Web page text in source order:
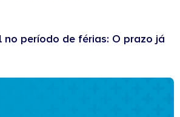
período de férias: O prazo já